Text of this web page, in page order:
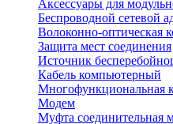
Аксессуары для
Беспроводной сетевой
Волоконно-оптическая
Защита мест соединения
Источник
Кабель компьютерный
Многофункциональная
Модем
Муфта соединительная